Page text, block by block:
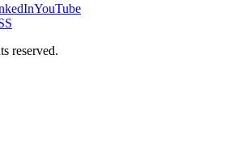
YouTube
reserved.